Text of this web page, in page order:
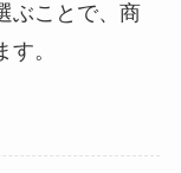
ぶことで、商
。